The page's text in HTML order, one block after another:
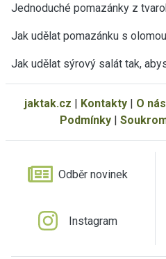
Jednoduché pomazánky z
Jak udělat pomazánku s
Jak udělat sýrový salát tak,
jaktak.cz | Kontakty| O nás
Podmínky|
Odběr novinek
Instagram